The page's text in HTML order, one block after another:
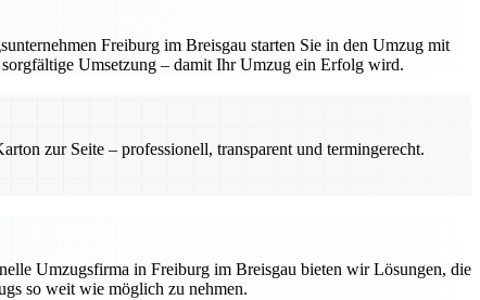
Freiburg im Breisgau starten Sie in den Umzug mit
Umsetzung – damit Ihr Umzug ein Erfolg wird.
zur Seite – professionell, transparent und termingerecht.
Umzugsfirma in Freiburg im Breisgau bieten wir Lösungen, die
so weit wie möglich zu nehmen.